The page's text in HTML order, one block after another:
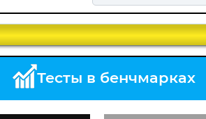
Тесты в бенчмарках